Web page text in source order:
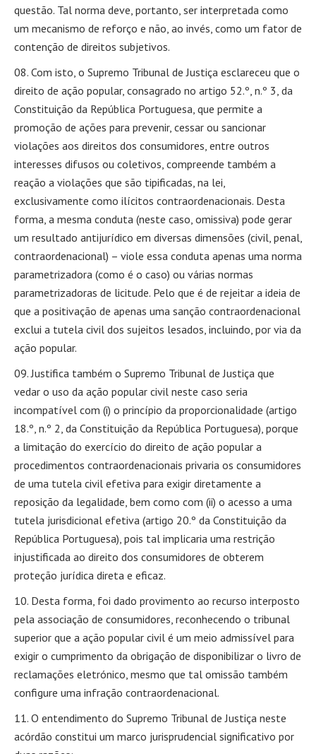
questão. Tal norma deve, portanto, ser interpretada como
um mecanismo de reforço e não, ao invés, como um fator de
contenção de direitos subjetivos.
Com isto, o Supremo Tribunal de Justiça esclareceu que o
direito de ação popular, consagrado no artigo 52.º, n.º 3, da
Constituição da República Portuguesa, que permite a
promoção de ações para prevenir, cessar ou sancionar
violações aos direitos dos consumidores, entre outros
interesses difusos ou coletivos, compreende também a
reação a violações que são tipificadas, na lei,
exclusivamente como ilícitos contraordenacionais. Desta
forma, a mesma conduta (neste caso, omissiva) pode gerar
um resultado antijurídico em diversas dimensões (civil, penal,
contraordenacional) – viole essa conduta apenas uma norma
parametrizadora (como é o caso) ou várias normas
parametrizadoras de licitude. Pelo que é de rejeitar a ideia de
que a positivação de apenas uma sanção contraordenacional
exclui a tutela civil dos sujeitos lesados, incluindo, por via da
ação popular.
Justifica também o Supremo Tribunal de Justiça que
vedar o uso da ação popular civil neste caso seria
incompatível com (i) o princípio da proporcionalidade (artigo
18.º, n.º 2, da Constituição da República Portuguesa), porque
a limitação do exercício do direito de ação popular a
procedimentos contraordenacionais privaria os consumidores
de uma tutela civil efetiva para exigir diretamente a
reposição da legalidade, bem como com (ii) o acesso a uma
tutela jurisdicional efetiva (artigo 20.º da Constituição da
República Portuguesa), pois tal implicaria uma restrição
injustificada ao direito dos consumidores de obterem
proteção jurídica direta e eficaz.
Desta forma, foi dado provimento ao recurso interposto
pela associação de consumidores, reconhecendo o tribunal
superior que a ação popular civil é um meio admissível para
exigir o cumprimento da obrigação de disponibilizar o livro de
reclamações eletrónico, mesmo que tal omissão também
configure uma infração contraordenacional.
O entendimento do Supremo Tribunal de Justiça neste
acórdão constitui um marco jurisprudencial significativo por